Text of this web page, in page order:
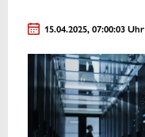
15.04.2025, 07:00:03 Uhr